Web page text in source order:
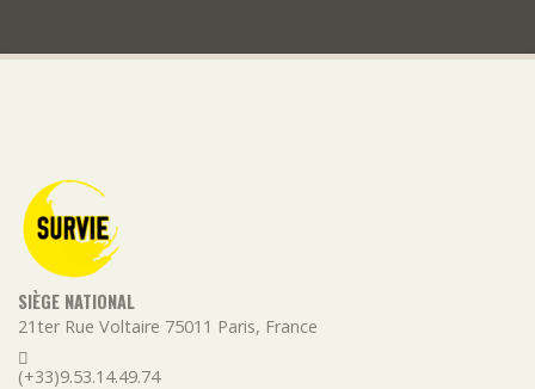
SIÈGE NATIONAL
21ter Rue Voltaire 75011 Paris, France
(+33)9.53.14.49.74